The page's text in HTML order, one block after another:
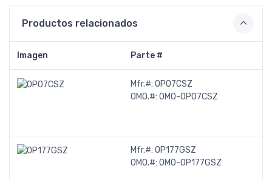
Productos relacionados
Imagen Parte #
Mfr.#: OP07CSZ
OMO.#: OMO-OP07CSZ
Mfr.#: OP177GSZ
OMO.#: OMO-OP177GSZ